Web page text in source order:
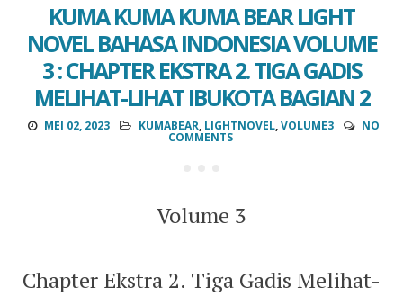
KUMA KUMA KUMA BEAR LIGHT
NOVEL BAHASA INDONESIA VOLUME
3 : CHAPTER EKSTRA 2. TIGA GADIS
MELIHAT-LIHAT IBUKOTA BAGIAN 2
MEI 02, 2023 KUMABEAR, LIGHTNOVEL,VOLUME3 NO
COMMENTS
Volume 3
Chapter Ekstra 2. Tiga Gadis Melihat-